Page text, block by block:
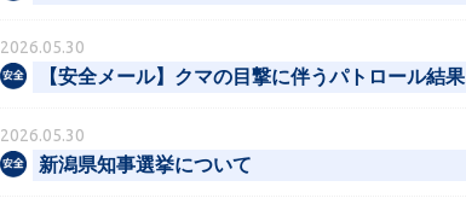
2026.05.30
【安全メール】クマの目撃に伴うパトロール結果
2026.05.30
新潟県知事選挙について